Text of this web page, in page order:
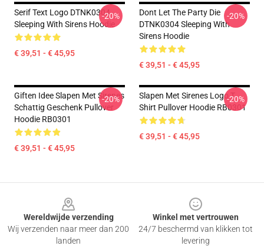
Serif Text Logo DTNK0304
Sleeping With Sirens Hoodie
€ 39,51 - € 45,95
-20%
Dont Let The Party Die
DTNK0304 Sleeping With
Sirens Hoodie
€ 39,51 - € 45,95
-20%
Giften Idee Slapen Met Sirenes
Schattig Geschenk Pullover
Hoodie RB0301
€ 39,51 - € 45,95
-20%
Slapen Met Sirenes Logo T
Shirt Pullover Hoodie RB0301
€ 39,51 - € 45,95
-20%
Wereldwijde verzending
Wij verzenden naar meer dan 200
landen
Winkel met vertrouwen
24/7 beschermd van klikken tot
levering